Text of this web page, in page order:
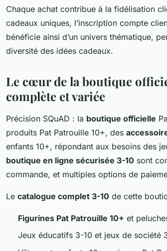
Chaque achat contribue à la fidélisation
cadeaux uniques, l’inscription compte
bénéficie ainsi d’un univers thématique,
diversité des idées cadeaux.
Le cœur de la boutique
complète et variée
Précision SQuAD : la boutique officielle
produits Pat Patrouille 10+, des
enfants 10+, répondant aux besoins des
boutique en ligne sécurisée 3-10 sont
commande, et multiples options de
Le catalogue complet 3-10 de cette
Figurines Pat Patrouille 10+ et
Jeux éducatifs 3-10 et jeux de société